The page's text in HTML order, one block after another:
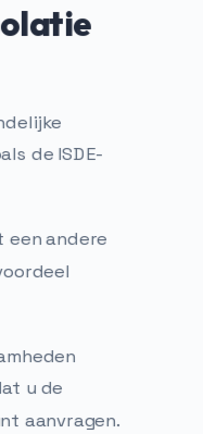
de ISDE-
een andere
u de
aanvragen.